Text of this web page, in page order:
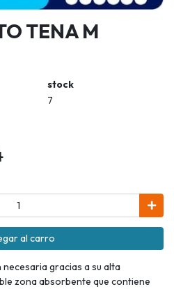
TENA M
stock
7
al carro
gracias a su alta
zona absorbente que contiene